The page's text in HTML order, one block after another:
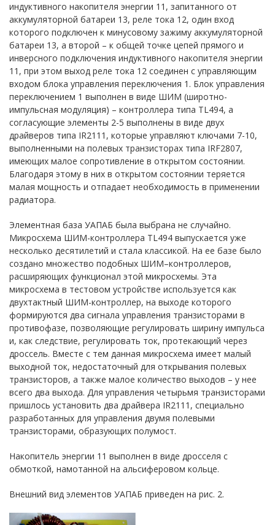
индуктивного накопителя энергии 11, запитанного от
аккумуляторной батареи 13, реле тока 12, один вход
которого подключен к минусовому зажиму аккумуляторной
батареи 13, а второй – к общей точке цепей прямого и
инверсного подключения индуктивного накопителя энергии
11, при этом выход реле тока 12 соединен с управляющим
входом блока управления переключения 1. Блок управления
переключением 1 выполнен в виде ШИМ (широтно-
импульсная модуляция) – контроллера типа TL494, а
согласующие элементы 2-5 выполнены в виде двух
драйверов типа IR2111, которые управляют ключами 7-10,
выполненными на полевых транзисторах типа IRF2807,
имеющих малое сопротивление в открытом состоянии.
Благодаря этому в них в открытом состоянии теряется
малая мощность и отпадает необходимость в применении
радиатора.
Элементная база УАПАБ была выбрана не случайно.
Микросхема ШИМ-контроллера TL494 выпускается уже
несколько десятилетий и стала классикой. На ее базе было
создано множество подобных ШИМ–контроллеров,
расширяющих функционал этой микросхемы. Эта
микросхема в тестовом устройстве используется как
двухтактный ШИМ-контроллер, на выходе которого
формируются два сигнала управления транзисторами в
противофазе, позволяющие регулировать ширину импульса
и, как следствие, регулировать ток, протекающий через
дроссель. Вместе с тем данная микросхема имеет малый
выходной ток, недостаточный для открывания полевых
транзисторов, а также малое количество выходов – у нее
всего два выхода. Для управления четырьмя транзисторами
пришлось установить два драйвера IR2111, специально
разработанных для управления двумя полевыми
транзисторами, образующих полумост.
Накопитель энергии 11 выполнен в виде дросселя с
обмоткой, намотанной на альсиферовом кольце.
Внешний вид элементов УАПАБ приведен на рис. 2.